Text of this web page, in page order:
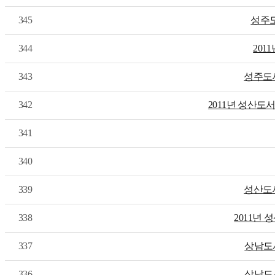
345 성주
344
343 성주도
342 2011년 성산도
341
340
339 성산도
338 2011년
337 상남도